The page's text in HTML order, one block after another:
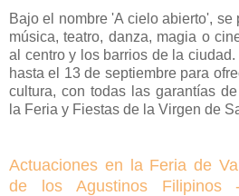
Bajo el nombre 'A cielo abierto', se
música, teatro, danza, magia o
al centro y los barrios de la
hasta el 13 de septiembre para
cultura, con todas las garantías
la Feria y Fiestas de la Virgen de
Actuaciones en la Feria de
de los Agustinos Filipinos